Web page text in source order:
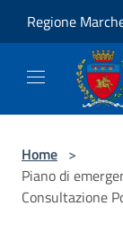
Regione
Home >
Piano di
Consultazione